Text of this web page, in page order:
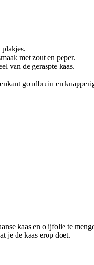
plakjes.
met zout en peper.
van de geraspte kaas.
goudbruin en
kaas en olijfolie te
je de kaas erop doet.